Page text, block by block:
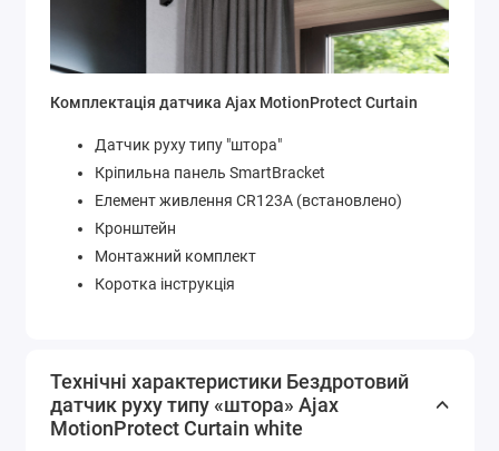
Комплектація датчика Ajax MotionProtect Curtain
Датчик руху типу "штора"
Кріпильна панель SmartBracket
Елемент живлення CR123А (встановлено)
Кронштейн
Монтажний комплект
Коротка інструкція
Технічні характеристики Бездротовий
датчик руху типу «штора» Ajax
MotionProtect Curtain white